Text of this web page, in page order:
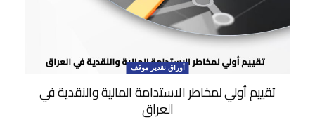
أوراق تقدير موقف
تقييم أولي لمخاطر الاستدامة المالية والنقدية في
العراق